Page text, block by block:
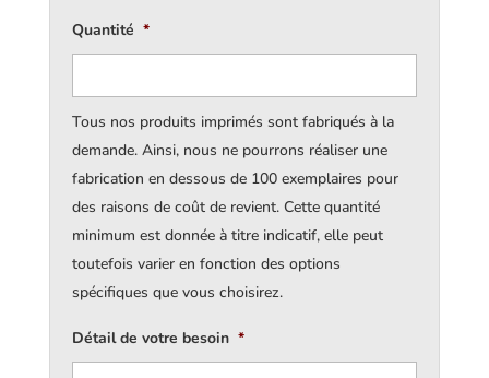
Quantité *
Tous nos produits imprimés sont fabriqués à la
demande. Ainsi, nous ne pourrons réaliser une
fabrication en dessous de 100 exemplaires pour
des raisons de coût de revient. Cette quantité
minimum est donnée à titre indicatif, elle peut
toutefois varier en fonction des options
spécifiques que vous choisirez.
Détail de votre besoin *